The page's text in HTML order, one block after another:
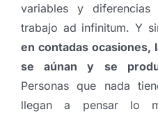
variables y diferencias
trabajo ad infinitum. Y
en contadas ocasiones,
se aúnan y se
Personas que nada
llegan a pensar lo